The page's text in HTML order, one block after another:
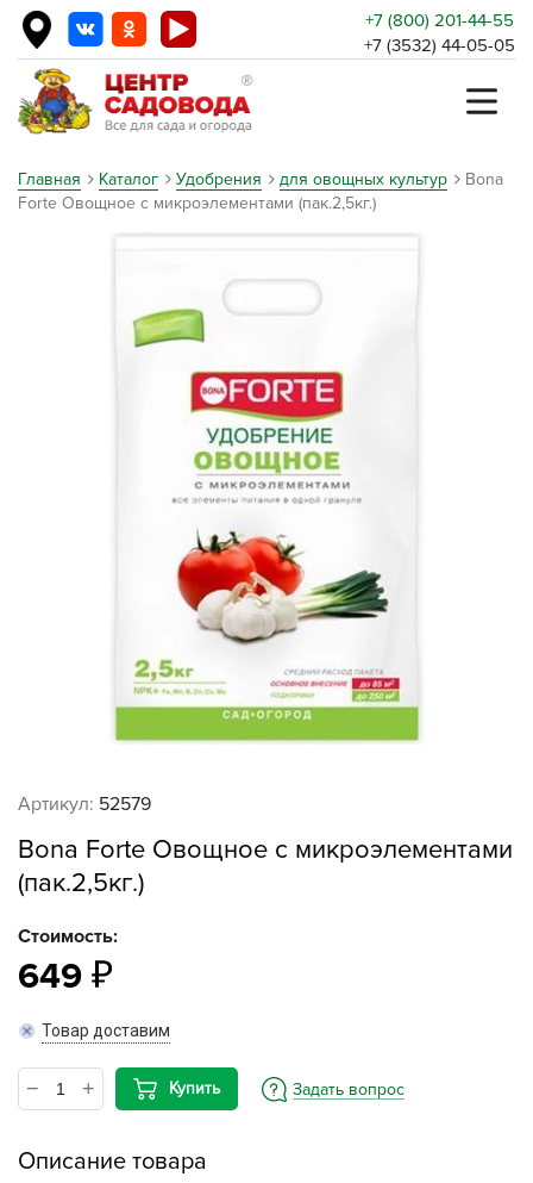
+7 (800) 201-44-55
+7 (3532) 44-05-05
Главная Каталог Удобрения для овощных культур
Bona
Forte Овощное с микроэлементами (пак.2,5кг.)
Артикул: 52579
Bona Forte Овощное с микроэлементами
(пак.2,5кг.)
Стоимость:
649
Товар доставим
Купить Задать вопрос
Описание товара